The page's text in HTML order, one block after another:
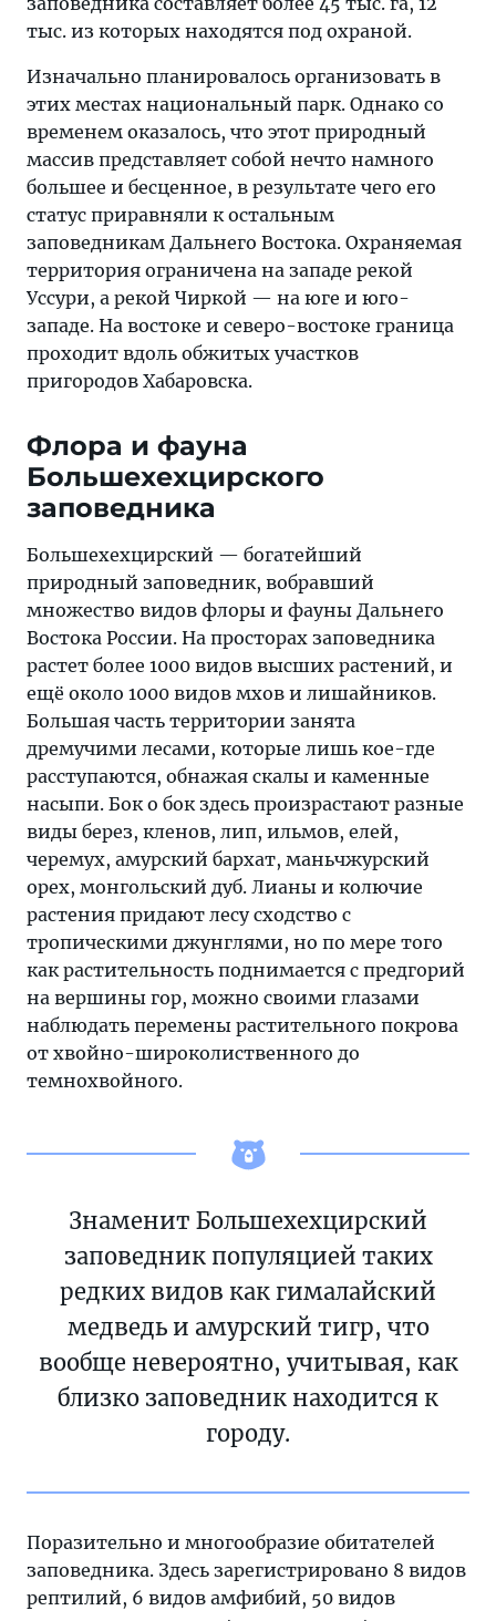
тыс. из которых находятся под охраной.
Изначально планировалось организовать в
этих местах национальный парк. Однако со
временем оказалось, что этот природный
массив представляет собой нечто намного
большее и бесценное, в результате чего его
статус приравняли к остальным
заповедникам Дальнего Востока. Охраняемая
территория ограничена на западе рекой
Уссури, а рекой Чиркой — на юге и юго-
западе. На востоке и северо-востоке граница
проходит вдоль обжитых участков
пригородов Хабаровска.
Флора и фауна
Большехехцирского
заповедника
Большехехцирский — богатейший
природный заповедник, вобравший
множество видов флоры и фауны Дальнего
Востока России. На просторах заповедника
растет более 1000 видов высших растений, и
ещё около 1000 видов мхов и лишайников.
Большая часть территории занята
дремучими лесами, которые лишь кое-где
расступаются, обнажая скалы и каменные
насыпи. Бок о бок здесь произрастают разные
виды берез, кленов, лип, ильмов, елей,
черемух, амурский бархат, маньчжурский
орех, монгольский дуб. Лианы и колючие
растения придают лесу сходство с
тропическими джунглями, но по мере того
как растительность поднимается с предгорий
на вершины гор, можно своими глазами
наблюдать перемены растительного покрова
от хвойно-широколиственного до
темнохвойного.
Знаменит Большехехцирский
заповедник популяцией таких
редких видов как гималайский
медведь и амурский тигр, что
вообще невероятно, учитывая, как
близко заповедник находится к
городу.
Поразительно и многообразие обитателей
заповедника. Здесь зарегистрировано 8 видов
рептилий, 6 видов амфибий, 50 видов